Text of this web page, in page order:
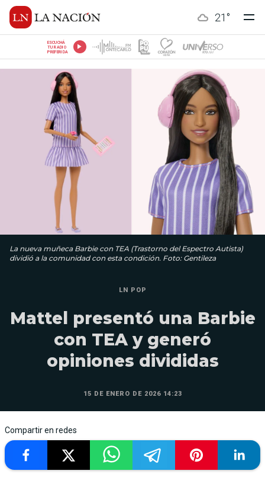
21 °
ESCUCHÁ
TU RADIO
PREFERIDA
La nueva muñeca Barbie con TEA (Trastorno del Espectro Autista)
dividió a la comunidad con esta condición. Foto: Gentileza
LN POP
Mattel presentó una Barbie
con TEA y generó
opiniones divididas
15 DE ENERO DE 2026 14:23
Compartir en redes